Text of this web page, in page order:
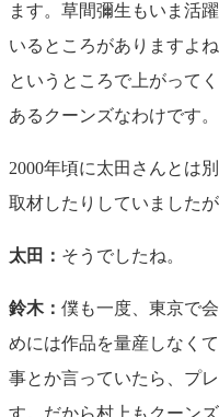
ます。草間彌生もいま活
いるところがありますよ
というところで上がって
あるクーンズなわけです。
2000年頃に太田さんとは
取材したりしていました
太田： そうでしたね。
鈴木： 僕も一度、東京で
めには作品を量産しなく
事とか言っていたら、プ